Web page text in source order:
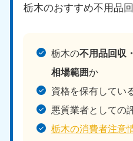
栃木のおすすめ不用品
栃木の不用品回収
相場範囲か
資格を保有してい
悪質業者としての
栃木の消費者注意